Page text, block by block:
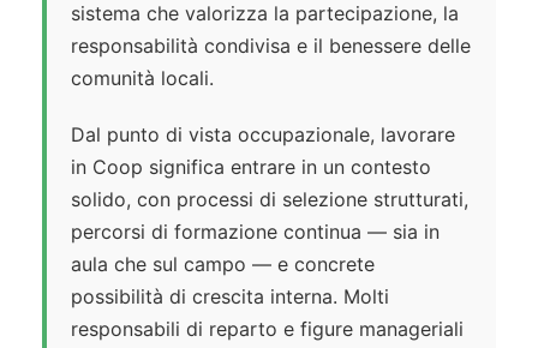
sistema che valorizza la partecipazione, la
responsabilità condivisa e il benessere delle
comunità locali.
Dal punto di vista occupazionale, lavorare
in Coop significa entrare in un contesto
solido, con processi di selezione strutturati,
percorsi di formazione continua — sia in
aula che sul campo — e concrete
possibilità di crescita interna. Molti
responsabili di reparto e figure manageriali